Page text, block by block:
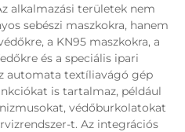
alkalmazási területek nem
sebészi maszkokra, hanem
a KN95 maszkokra, a
és a speciális ipari
automata textíliavágó gép
is tartalmaz, például
védőburkolatokat
t. Az integrációs